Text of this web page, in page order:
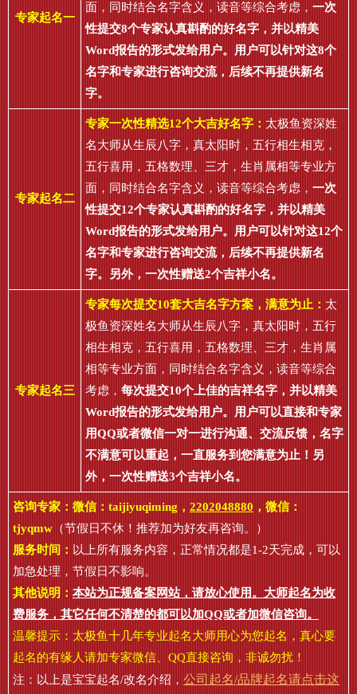
专家起名一
面，同时结合名字含义，读音等综合考虑， 一次
性提交8个专家认真斟酌的好名字，并以精美
Word报告的形式发给用户。用户可以针对这8个
名字和专家进行咨询交流，后续不再提供新名
字。
专家起名二
专家一次性精选12个大吉好名字： 太极鱼资深姓
名大师从生辰八字，真太阳时，五行相生相克，
五行喜用，五格数理、三才，生肖属相等专业方
面，同时结合名字含义，读音等综合考虑， 一次
性提交12个专家认真斟酌的好名字，并以精美
Word报告的形式发给用户。用户可以针对这12个
名字和专家进行咨询交流，后续不再提供新名
字。另外，一次性赠送2个吉祥小名。
专家起名三
专家每次提交10套大吉名字方案，满意为止： 太
极鱼资深姓名大师从生辰八字，真太阳时，五行
相生相克，五行喜用，五格数理、三才，生肖属
相等专业方面，同时结合名字含义，读音等综合
考虑， 每次提交10个上佳的吉祥名字，并以精美
Word报告的形式发给用户。用户可以直接和专家
用QQ或者微信一对一进行沟通、交流反馈，名字
不满意可以重起，一直服务到您满意为止！另
外，一次性赠送3个吉祥小名。
咨询专家：微信： taijiyuqiming ， 2202048880 ，微信：
tjyqmw （节假日不休！推荐加为好友再咨询。）
服务时间： 以上所有服务内容，正常情况都是1-2天完成，可以
加急处理，节假日不影响。
其他说明： 本站为正规备案网站，请放心使用。大师起名为收
费服务，其它任何不清楚的都可以加QQ或者加微信咨询。
温馨提示：太极鱼十几年专业起名大师用心为您起名，真心要
起名的有缘人请加专家微信、QQ直接咨询，非诚勿扰！
注：以上是宝宝起名/改名介绍， 公司起名/品牌起名请点击这